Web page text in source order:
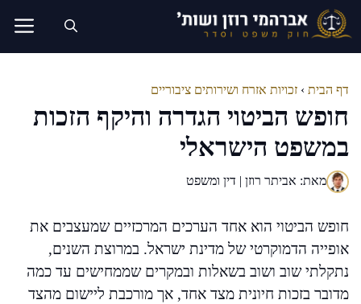
לדלג
לתוכן
דף הבית › זכויות אזרח ושירותים ציבוריים
חופש הביטוי הגדרה והיקף הזכות
במשפט הישראלי
מאת: אביתר רוזן | דין ומשפט
חופש הביטוי הוא אחד הערכים המרכזיים שמעצבים את
אופייה הדמוקרטי של מדינת ישראל. במרוצת השנים,
נתקלתי שוב ושוב בשאלות ובמקרים שממחישים עד כמה
מדובר בזכות חיונית מצד אחד, אך מורכבת ליישום מהצד